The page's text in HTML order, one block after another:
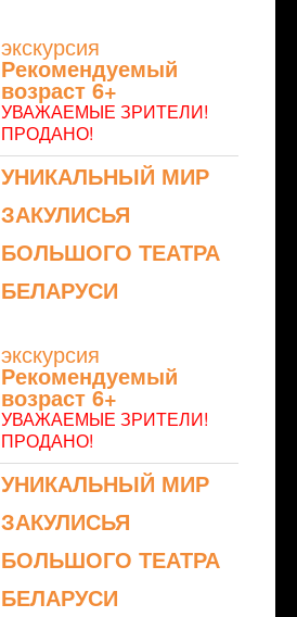
экскурсия
Рекомендуемый
возраст 6+
УВАЖАЕМЫЕ ЗРИТЕЛИ!
ПРОДАНО!
УНИКАЛЬНЫЙ МИР
ЗАКУЛИСЬЯ
БОЛЬШОГО ТЕАТРА
БЕЛАРУСИ
экскурсия
Рекомендуемый
возраст 6+
УВАЖАЕМЫЕ ЗРИТЕЛИ!
ПРОДАНО!
УНИКАЛЬНЫЙ МИР
ЗАКУЛИСЬЯ
БОЛЬШОГО ТЕАТРА
БЕЛАРУСИ